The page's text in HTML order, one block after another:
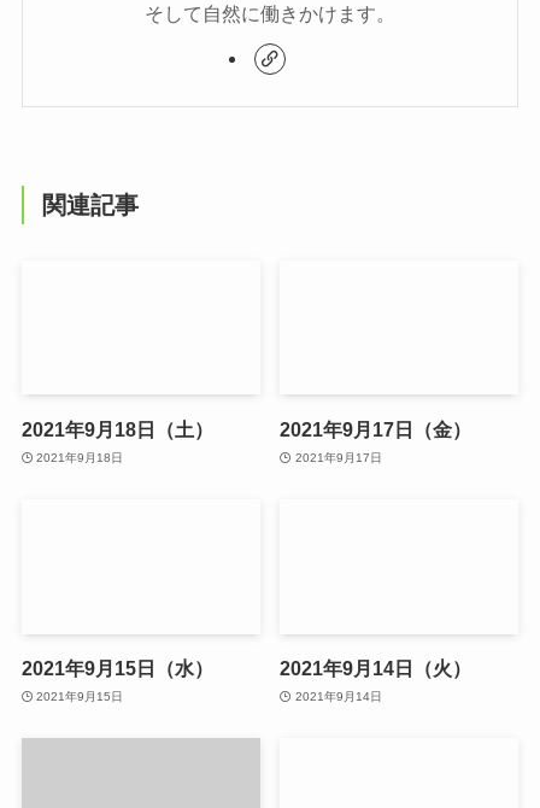
そして自然に働きかけます。
関連記事
2021年9月18日（土）
2021年9月18日
2021年9月17日（金）
2021年9月17日
2021年9月15日（水）
2021年9月15日
2021年9月14日（火）
2021年9月14日